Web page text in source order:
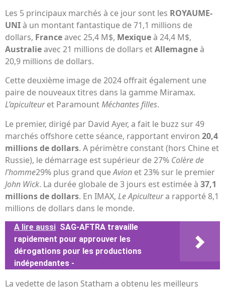
Les 5 principaux marchés à ce jour sont les ROYAUME-
UNIà un montant fantastique de 71,1 millions de
dollars, Franceavec 25,4 M$, Mexiqueà 24,4 M$,
Australieavec 21 millions de dollars etAllemagneà
20,9 millions de dollars.
Cette deuxième image de 2024 offrait également une
paire de nouveaux titres dans la gamme Miramax.
L’apiculteuret ParamountMéchantes filles.
Le premier, dirigé par David Ayer, a fait le buzz sur 49
marchés offshore cette séance, rapportant environ 20,4
millions de dollars. A périmètre constant (hors Chine et
Russie), le démarrage est supérieur de 27% Colère de
l’homme29% plus grand queAvion et 23% sur le premier
John Wick. La durée globale de 3 jours est estimée à 37,1
millions de dollars. En IMAX, LeApiculteura rapporté 8,1
millions de dollars dans le monde.
A lire aussi SAG-AFTRA travaille
rapidement pour approuver les
dérogations pour les productions
indépendantes -
La vedette de Jason Statham a obtenu les meilleurs